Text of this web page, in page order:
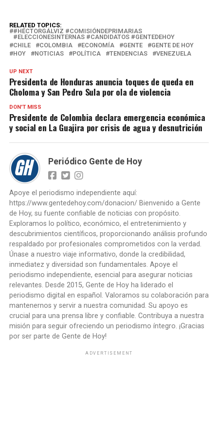
RELATED TOPICS:
#HÉCTORGÁLVIZ #COMISIÓNDEPRIMARIAS
#ELECCIONESINTERNAS #CANDIDATOS #GENTEDEHOY
CHILE
COLOMBIA ECONOMÍA GENTE
GENTE DE HOY
HOY
NOTICIAS POLÍTICA TENDENCIAS VENEZUELA
UP NEXT
Presidenta de Honduras anuncia toques de queda en
Choloma y San Pedro Sula por ola de violencia
DON'T MISS
Presidente de Colombia declara emergencia económica
y social en La Guajira por crisis de agua y desnutrición
Periódico Gente de Hoy
Apoye el periodismo independiente aquí:
https://www.gentedehoy.com/donacion/ Bienvenido a Gente
de Hoy, su fuente confiable de noticias con propósito.
Exploramos lo político, económico, el entretenimiento y
descubrimientos científicos, proporcionando análisis profundo
respaldado por profesionales comprometidos con la verdad.
Únase a nuestro viaje informativo, donde la credibilidad,
inmediatez y diversidad son fundamentales. Apoye el
periodismo independiente, esencial para asegurar noticias
relevantes. Desde 2015, Gente de Hoy ha liderado el
periodismo digital en español. Valoramos su colaboración para
mantenernos y servir a nuestra comunidad. Su apoyo es
crucial para una prensa libre y confiable. Contribuya a nuestra
misión para seguir ofreciendo un periodismo íntegro. ¡Gracias
por ser parte de Gente de Hoy!
ADVERTISEMENT